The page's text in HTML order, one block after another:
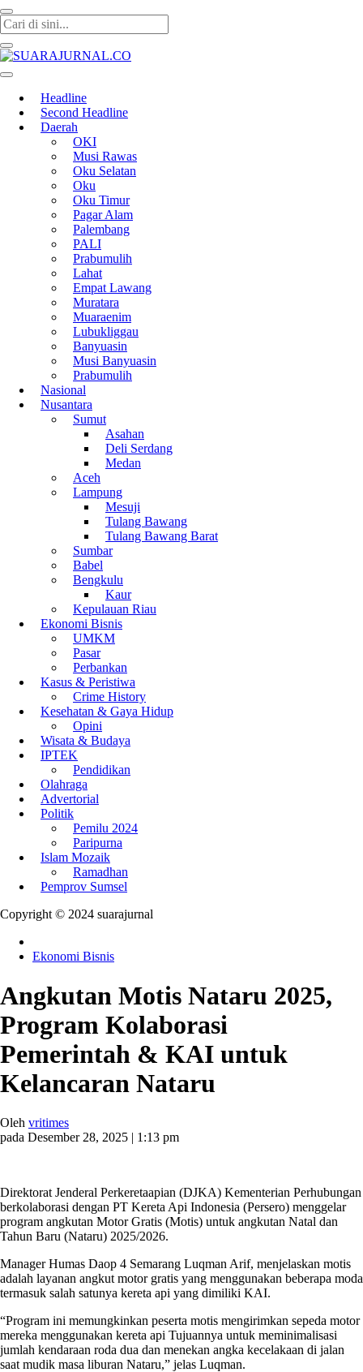
Headline
Second Headline
Daerah
OKI
Musi Rawas
Oku Selatan
Oku
Oku Timur
Pagar Alam
Palembang
PALI
Prabumulih
Lahat
Empat Lawang
Muratara
Muaraenim
Lubukliggau
Banyuasin
Musi Banyuasin
Prabumulih
Nasional
Nusantara
Sumut
Asahan
Deli Serdang
Medan
Aceh
Lampung
Mesuji
Tulang Bawang
Tulang Bawang Barat
Sumbar
Babel
Bengkulu
Kaur
Kepulauan Riau
Ekonomi Bisnis
UMKM
Pasar
Perbankan
Kasus & Peristiwa
Crime History
Kesehatan & Gaya Hidup
Opini
Wisata & Budaya
IPTEK
Pendidikan
Olahraga
Advertorial
Politik
Pemilu 2024
Paripurna
Islam Mozaik
Ramadhan
Pemprov Sumsel
Copyright © 2024 suarajurnal
Ekonomi Bisnis
Angkutan Motis Nataru 2025,
Program Kolaborasi
Pemerintah & KAI untuk
Kelancaran Nataru
Oleh vritimes
pada Desember 28, 2025 | 1:13 pm
Direktorat Jenderal Perkeretaapian (DJKA) Kementerian Perhubungan
berkolaborasi dengan PT Kereta Api Indonesia (Persero) menggelar
program angkutan Motor Gratis (Motis) untuk angkutan Natal dan
Tahun Baru (Nataru) 2025/2026.
Manager Humas Daop 4 Semarang Luqman Arif, menjelaskan motis
adalah layanan angkut motor gratis yang menggunakan beberapa moda
termasuk salah satunya kereta api yang dimiliki KAI.
“Program ini memungkinkan peserta motis mengirimkan sepeda motor
mereka menggunakan kereta api Tujuannya untuk meminimalisasi
jumlah kendaraan roda dua dan menekan angka kecelakaan di jalan
saat mudik masa liburan Nataru,” jelas Luqman.